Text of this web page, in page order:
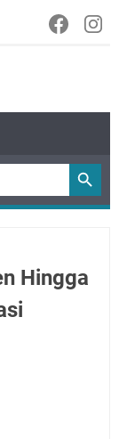
Hingga